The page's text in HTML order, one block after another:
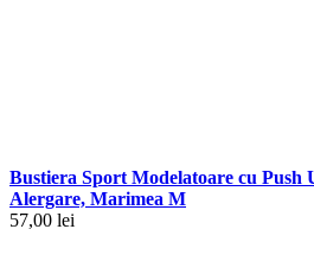
Bustiera Sport Modelatoare cu Push
Alergare, Marimea M
57,00 lei